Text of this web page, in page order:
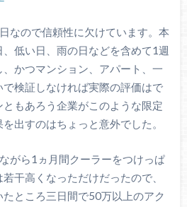
なので信頼性に欠けています。本
低い日、雨の日などを含めて1週
かつマンション、アパート、一
検証しなければ実際の評価はで
もあろう企業がこのような限定
出すのはちょっと意外でした。
がら1ヵ月間クーラーをつけっぱ
干高くなっただけだったので、
ところ三日間で50万以上のアク